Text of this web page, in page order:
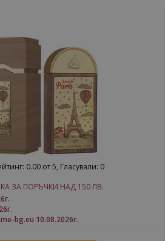
0.00 от 5, Гласували: 0
ЗА ПОРЪЧКИ НАД 150 ЛВ.
bg.eu 10.08.2026г.